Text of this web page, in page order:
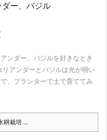
ー、バジル
ンダー、バジルを好きなとき
アンダーとバジルは光が弱い
、プランターで土で育ててみ
耕栽培 ...